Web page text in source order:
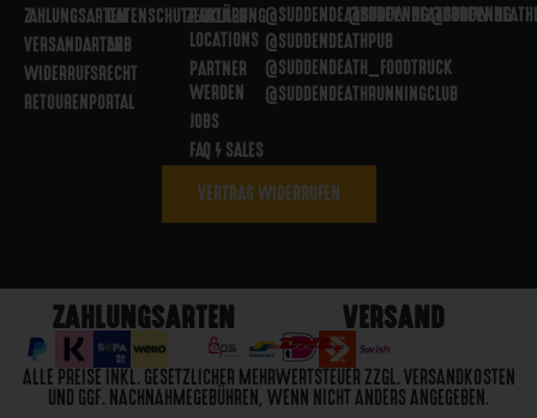
ZAHLUNGSARTEN
VERSANDARTEN
WIDERRUFSRECHT
RETOURENPORTAL
DATENSCHUTZERKLÄRUNG
AGB
PARTNER
LOCATIONS
PARTNER
WERDEN
JOBS
FAQ / SALES
@SUDDENDEATHBREWING
@SUDDENDEATHPUB
@SUDDENDEATH_FOODTRUCK
@SUDDENDEATHRUNNINGCLUB
@SUDDENDEATHBREWING
VERTRAG WIDERRUFEN
ZAHLUNGSARTEN VERSAND
ALLE PREISE INKL. GESETZLICHER MEHRWERTSTEUER ZZGL. VERSANDKOSTEN
UND GGF. NACHNAHMEGEBÜHREN, WENN NICHT ANDERS ANGEGEBEN.